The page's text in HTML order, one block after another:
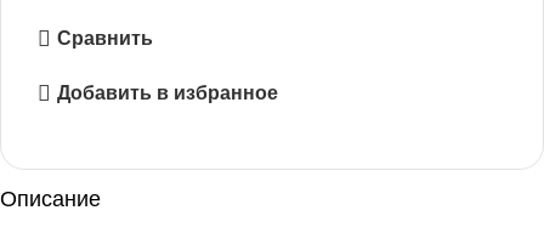
Сравнить
Добавить в избранное
Описание